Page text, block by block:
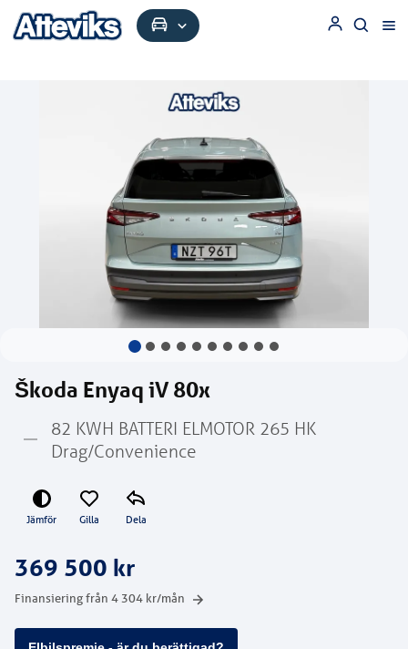
Škoda Enyaq iV 80x
82 KWH BATTERI ELMOTOR 265 HK
Drag/Convenience
Jämför Gilla Dela
369 500 kr
Finansiering från 4 304 kr/mån